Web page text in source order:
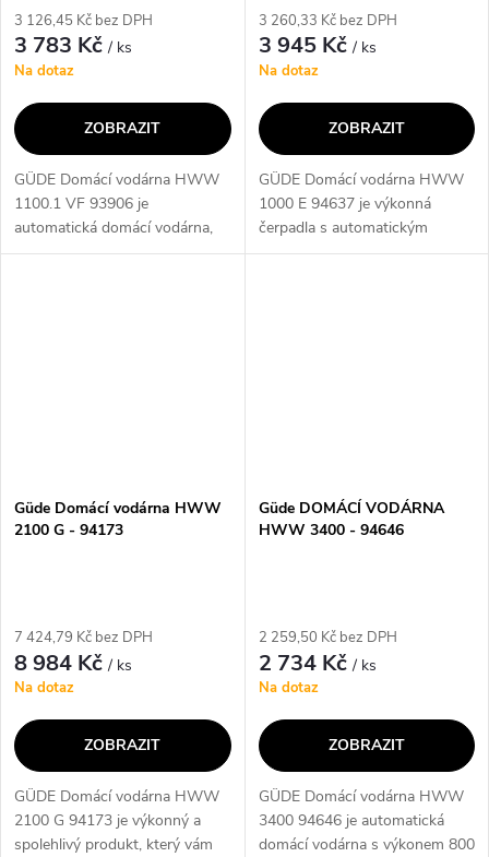
3 126,45 Kč bez DPH
3 783 Kč/ ks
Na dotaz
ZOBRAZIT
GÜDE Domácí vodárna HWW
1100.1 VF 93906 je
automatická domácí vodárna,
která je určena k čerpání čisté
3 260,33 Kč bez DPH
3 945 Kč/ ks
Na dotaz
ZOBRAZIT
GÜDE Domácí vodárna HWW
1000 E 94637 je výkonná
čerpadla s automatickým
spínáním, která umožňuje
Güde Domácí vodárna HWW
2100 G - 94173
7 424,79 Kč bez DPH
8 984 Kč/ ks
Na dotaz
ZOBRAZIT
GÜDE Domácí vodárna HWW
2100 G 94173 je výkonný a
spolehlivý produkt, který vám
Güde DOMÁCÍ VODÁRNA
HWW 3400 - 94646
2 259,50 Kč bez DPH
2 734 Kč/ ks
Na dotaz
ZOBRAZIT
GÜDE Domácí vodárna HWW
3400 94646 je automatická
domácí vodárna s výkonem 800